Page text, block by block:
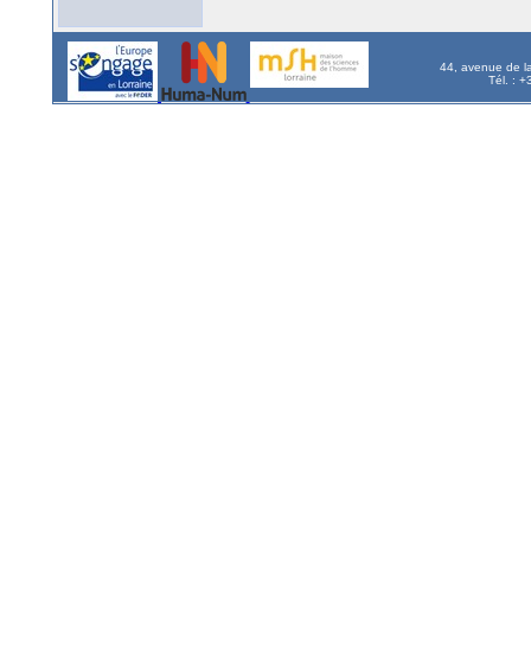
44, avenue de
Tél. :